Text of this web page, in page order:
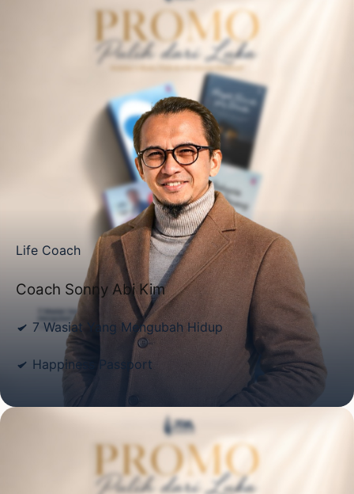
Life Coach
Coach Sonny Abi Kim
7 Wasiat Yang Mengubah Hidup
Happiness Passport